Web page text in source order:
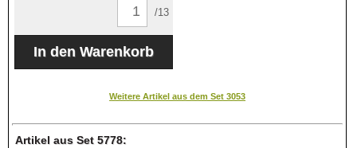
/13
Weitere Artikel aus dem Set 3053
Artikel aus Set 5778: